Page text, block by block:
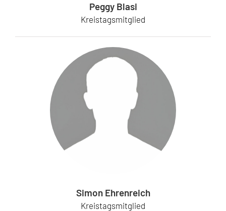
Peggy Blasi
Kreistagsmitglied
Simon Ehrenreich
Kreistagsmitglied